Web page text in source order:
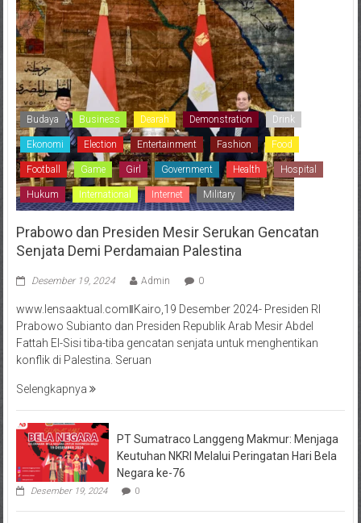
Budaya Business Dearah Demonstration Drink
Ekonomi Election Entertainment Fashion Food
Football Game Girl Government Health Hospital
Hukum International Internet Military
Prabowo dan Presiden Mesir Serukan Gencatan
Senjata Demi Perdamaian Palestina
Desember 19, 2024 Admin 0
www.lensaaktual.comǁKairo,19 Desember 2024- Presiden RI
Prabowo Subianto dan Presiden Republik Arab Mesir Abdel
Fattah El-Sisi tiba-tiba gencatan senjata untuk menghentikan
konflik di Palestina. Seruan
Selengkapnya
PT Sumatraco Langgeng Makmur: Menjaga
Keutuhan NKRI Melalui Peringatan Hari Bela
Negara ke-76
Desember 19, 2024 0